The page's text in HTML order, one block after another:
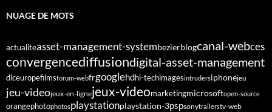
NUAGE DE MOTS
actualiteasset-management-systembezierblogcanal-webces
convergencediffusiondigital-asset-management
dlceuropefilmsforum-webfrgooglehdhi-techimagesintrudersiphonejeu
jeu-videojeux-en-lignejeux-videomarketingmicrosoftopen-source
orangephotophotosplaystationplaystation-3pspsonytrailerstv-web